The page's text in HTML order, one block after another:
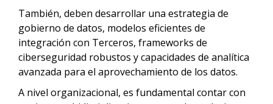
También, deben desarrollar una estrategia de
gobierno de datos, modelos eficientes de
integración con Terceros, frameworks de
ciberseguridad robustos y capacidades de analítica
avanzada para el aprovechamiento de los datos.
A nivel organizacional, es fundamental contar con